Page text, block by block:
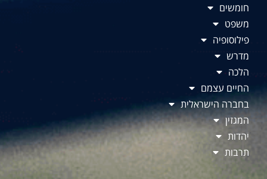
חומשים
משפט
פילוסופיה
מדרש
הלכה
החיים עצמם
בחברה הישראלית
המגזין
יהדות
תרבות